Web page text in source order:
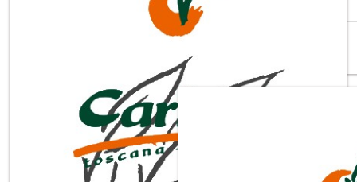
ACER PALMATUM OSAKAZUKI